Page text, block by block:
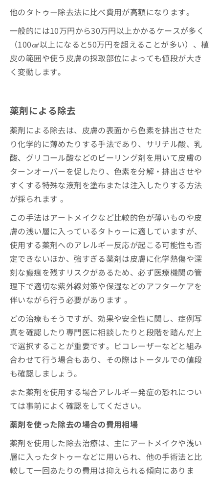
他のタトゥー除去法に比べ費用が高額になります。
一般的には10万円から30万円以上かかるケースが多く
（100㎠以上になると50万円を超えることが多い）、植
皮の範囲や使う皮膚の採取部位によっても値段が大き
く変動します。
薬剤による除去
薬剤による除去は、皮膚の表面から色素を排出させた
り化学的に薄めたりする手法であり、サリチル酸、乳
酸、グリコール酸などのピーリング剤を用いて皮膚の
ターンオーバーを促したり、色素を分解・排出させや
すくする特殊な液剤を塗布または注入したりする方法
が採られます 。
この手法はアートメイクなど比較的色が薄いものや皮
膚の浅い層に入っているタトゥーに適していますが、
使用する薬剤へのアレルギー反応が起こる可能性も否
定できないほか、強すぎる薬剤は皮膚に化学熱傷や深
刻な瘢痕を残すリスクがあるため、必ず医療機関の管
理下で適切な紫外線対策や保湿などのアフターケアを
伴いながら行う必要があります 。
どの治療もそうですが、効果や安全性に関し、症例写
真を確認したり専門医に相談したりと段階を踏んだ上
で選択することが重要です。ピコレーザーなどと組み
合わせて行う場合もあり、その際はトータルでの値段
も確認しましょう。
また薬剤を使用する場合アレルギー発症の恐れについ
ては事前によく確認をしてください。
薬剤を使った除去の場合の費用相場
薬剤を使用した除去治療は、主にアートメイクや浅い
層に入ったタトゥーなどに用いられ、他の手術法と比
較して一回あたりの費用は抑えられる傾向にありま